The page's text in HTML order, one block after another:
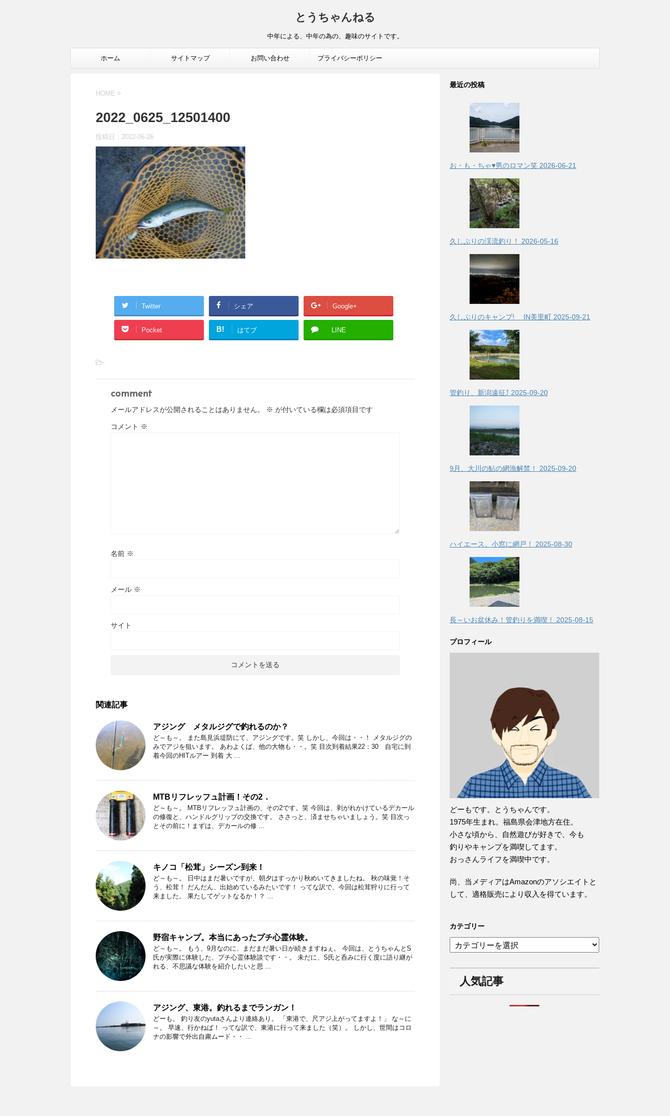
とうちゃんねる
中年による、中年の為の、趣味のサイトです。
ホーム サイトマップ お問い合わせ プライバシーポリシー
HOME >
2022_0625_12501400
投稿日： 2022-06-26
Twitter シェア Google+
Pocket B! はてブ LINE
-
comment
メールアドレスが公開されることはありません。 ※ が付いている欄は必須項目です
コメント ※
名前 ※
メール ※
サイト
関連記事
アジング メタルジグで釣れるのか？
ど～も～。 また島見浜堤防にて、アジングです。笑 しかし、今回は・・！ メタルジグの
みでアジを狙います。 あわよくば、他の大物も・・。笑 目次到着結果22：30 自宅に到
着今回のHITルアー 到着 大 ...
MTBリフレッフュ計画！その2．
ど～も～。 MTBリフレッフュ計画の、その2です。笑 今回は、剥がれかけているデカール
の修復と、ハンドルグリップの交換です。 ささっと、済ませちゃいましょう。笑 目次っ
とその前に！まずは、デカールの修 ...
キノコ「松茸」シーズン到来！
ど～も～。 日中はまだ暑いですが、朝夕はすっかり秋めいてきましたね。 秋の味覚！そ
う、松茸！ だんだん、出始めているみたいです！ ってな訳で、今回は松茸狩りに行って
来ました。 果たしてゲットなるか！？ ...
野宿キャンプ。本当にあったプチ心霊体験。
ど～も～。 もう、9月なのに、まだまだ暑い日が続きますねぇ。 今回は、とうちゃんとS
氏が実際に体験した、プチ心霊体験談です・・。 未だに、S氏と呑みに行く度に語り継が
れる、不思議な体験を紹介したいと思 ...
アジング、東港。釣れるまでランガン！
どーも。 釣り友のyutaさんより連絡あり。 「東港で、尺アジ上がってますよ！」 な～に
～。 早速、行かねば！ ってな訳で、東港に行って来ました（笑）。 しかし、世間はコロ
ナの影響で外出自粛ムード・・ ...
最近の投稿
お・も・ちゃ♥男のロマン笑 2026-06-21
久しぶりの渓流釣り！ 2026-05-16
久しぶりのキャンプ! IN美里町 2025-09-21
管釣り、新潟遠征⤴ 2025-09-20
9月、大川の鮎の網漁解禁！ 2025-09-20
ハイエース、小窓に網戸！ 2025-08-30
長～いお盆休み！管釣りを満喫！ 2025-08-15
プロフィール
どーもです。とうちゃんです。
1975年生まれ。福島県会津地方在住。
小さな頃から、自然遊びが好きで、今も
釣りやキャンプを満喫してます。
おっさんライフを満喫中です。
尚、当メディアはAmazonのアソシエイトと
して、適格販売により収入を得ています。
カテゴリー
テ
人気記事